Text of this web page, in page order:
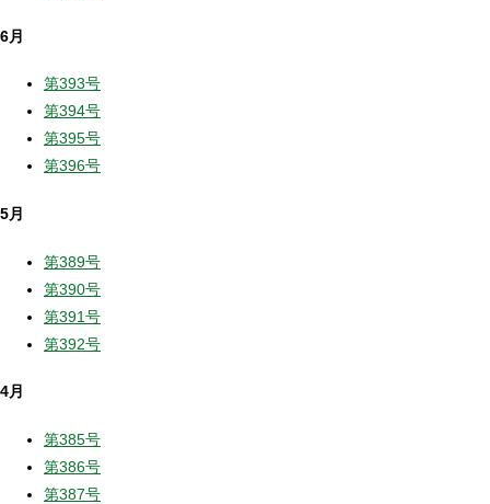
6月
第393号
第394号
第395号
第396号
5月
第389号
第390号
第391号
第392号
4月
第385号
第386号
第387号